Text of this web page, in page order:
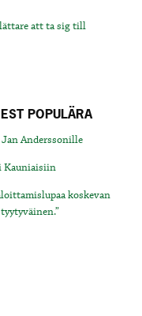
lättare att ta sig till
POPULÄRA
Anderssonille
Kauniaisiin
koskevan